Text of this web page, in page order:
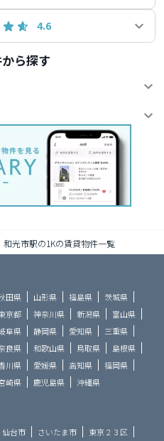
4.6
ら探す
和光市駅の1Kの賃貸物件一覧
田県 山形県 福島県
茨城県
京都 神奈川県 新潟県
富山県
阜県 静岡県 愛知県
三重県
良県 和歌山県 鳥取県
島根県
川県 愛媛県 高知県
福岡県
崎県 鹿児島県 沖縄県
仙台市 さいたま市 東京２３区